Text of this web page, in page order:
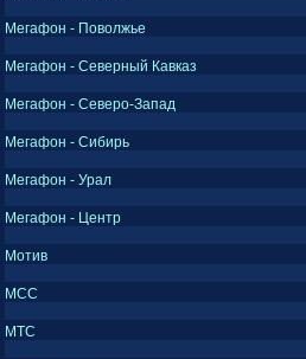
Мегафон - Поволжье
Мегафон - Северный Кавказ
Мегафон - Северо-Запад
Мегафон - Сибирь
Мегафон - Урал
Мегафон - Центр
Мотив
МСС
МТС